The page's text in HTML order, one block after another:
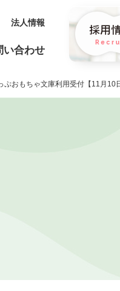
法人情報
い合わせ
ぷおもちゃ文庫利用受付【11月10